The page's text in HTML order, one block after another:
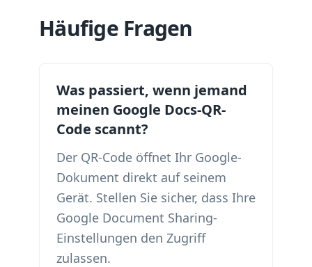
Häufige Fragen
Was passiert, wenn jemand
meinen Google Docs-QR-
Code scannt?
Der QR-Code öffnet Ihr Google-
Dokument direkt auf seinem
Gerät. Stellen Sie sicher, dass Ihre
Google Document Sharing-
Einstellungen den Zugriff
zulassen.